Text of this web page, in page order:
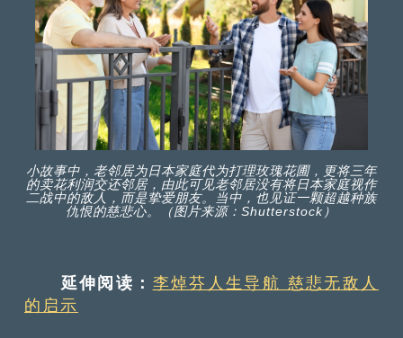
小故事中，老邻居为日本家庭代为打理玫瑰花圃，更将三年
的卖花利润交还邻居，由此可见老邻居没有将日本家庭视作
二战中的敌人，而是挚爱朋友。当中，也见证一颗超越种族
仇恨的慈悲心。（图片来源：Shutterstock）
延伸阅读： 李焯芬人生导航 慈悲无敌人
的启示